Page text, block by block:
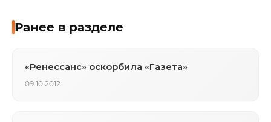
Ранее в разделе
«Ренессанс» оскорбила «Газета»
09.10.2012